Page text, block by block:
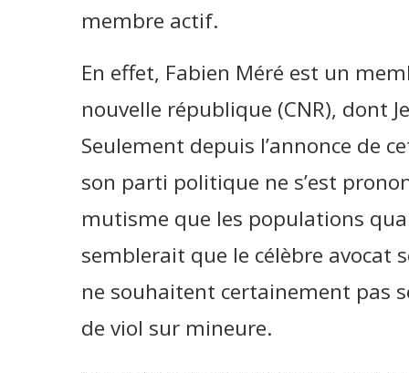
membre actif.
En effet, Fabien Méré est un
nouvelle république (CNR), dont
Seulement depuis l’annonce de
son parti politique ne s’est
mutisme que les populations
semblerait que le célèbre avocat
ne souhaitent certainement pas
de viol sur mineure.